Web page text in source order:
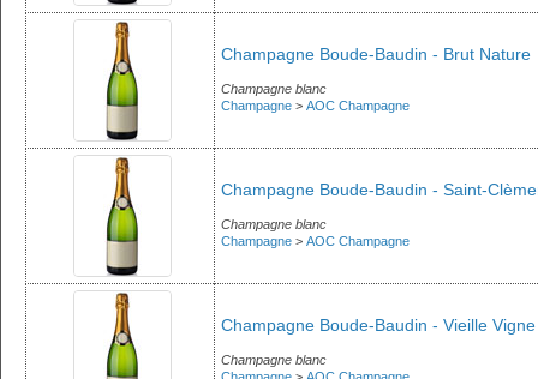
Champagne Boude-Baudin - Brut Nature
Champagne blanc
Champagne > AOC Champagne
Champagne Boude-Baudin - Saint-
Champagne blanc
Champagne > AOC Champagne
Champagne Boude-Baudin - Vieille Vigne
Champagne blanc